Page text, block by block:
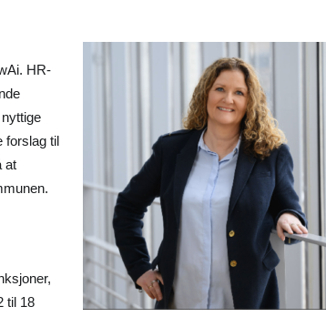
HR-
forslag til
at
til 18